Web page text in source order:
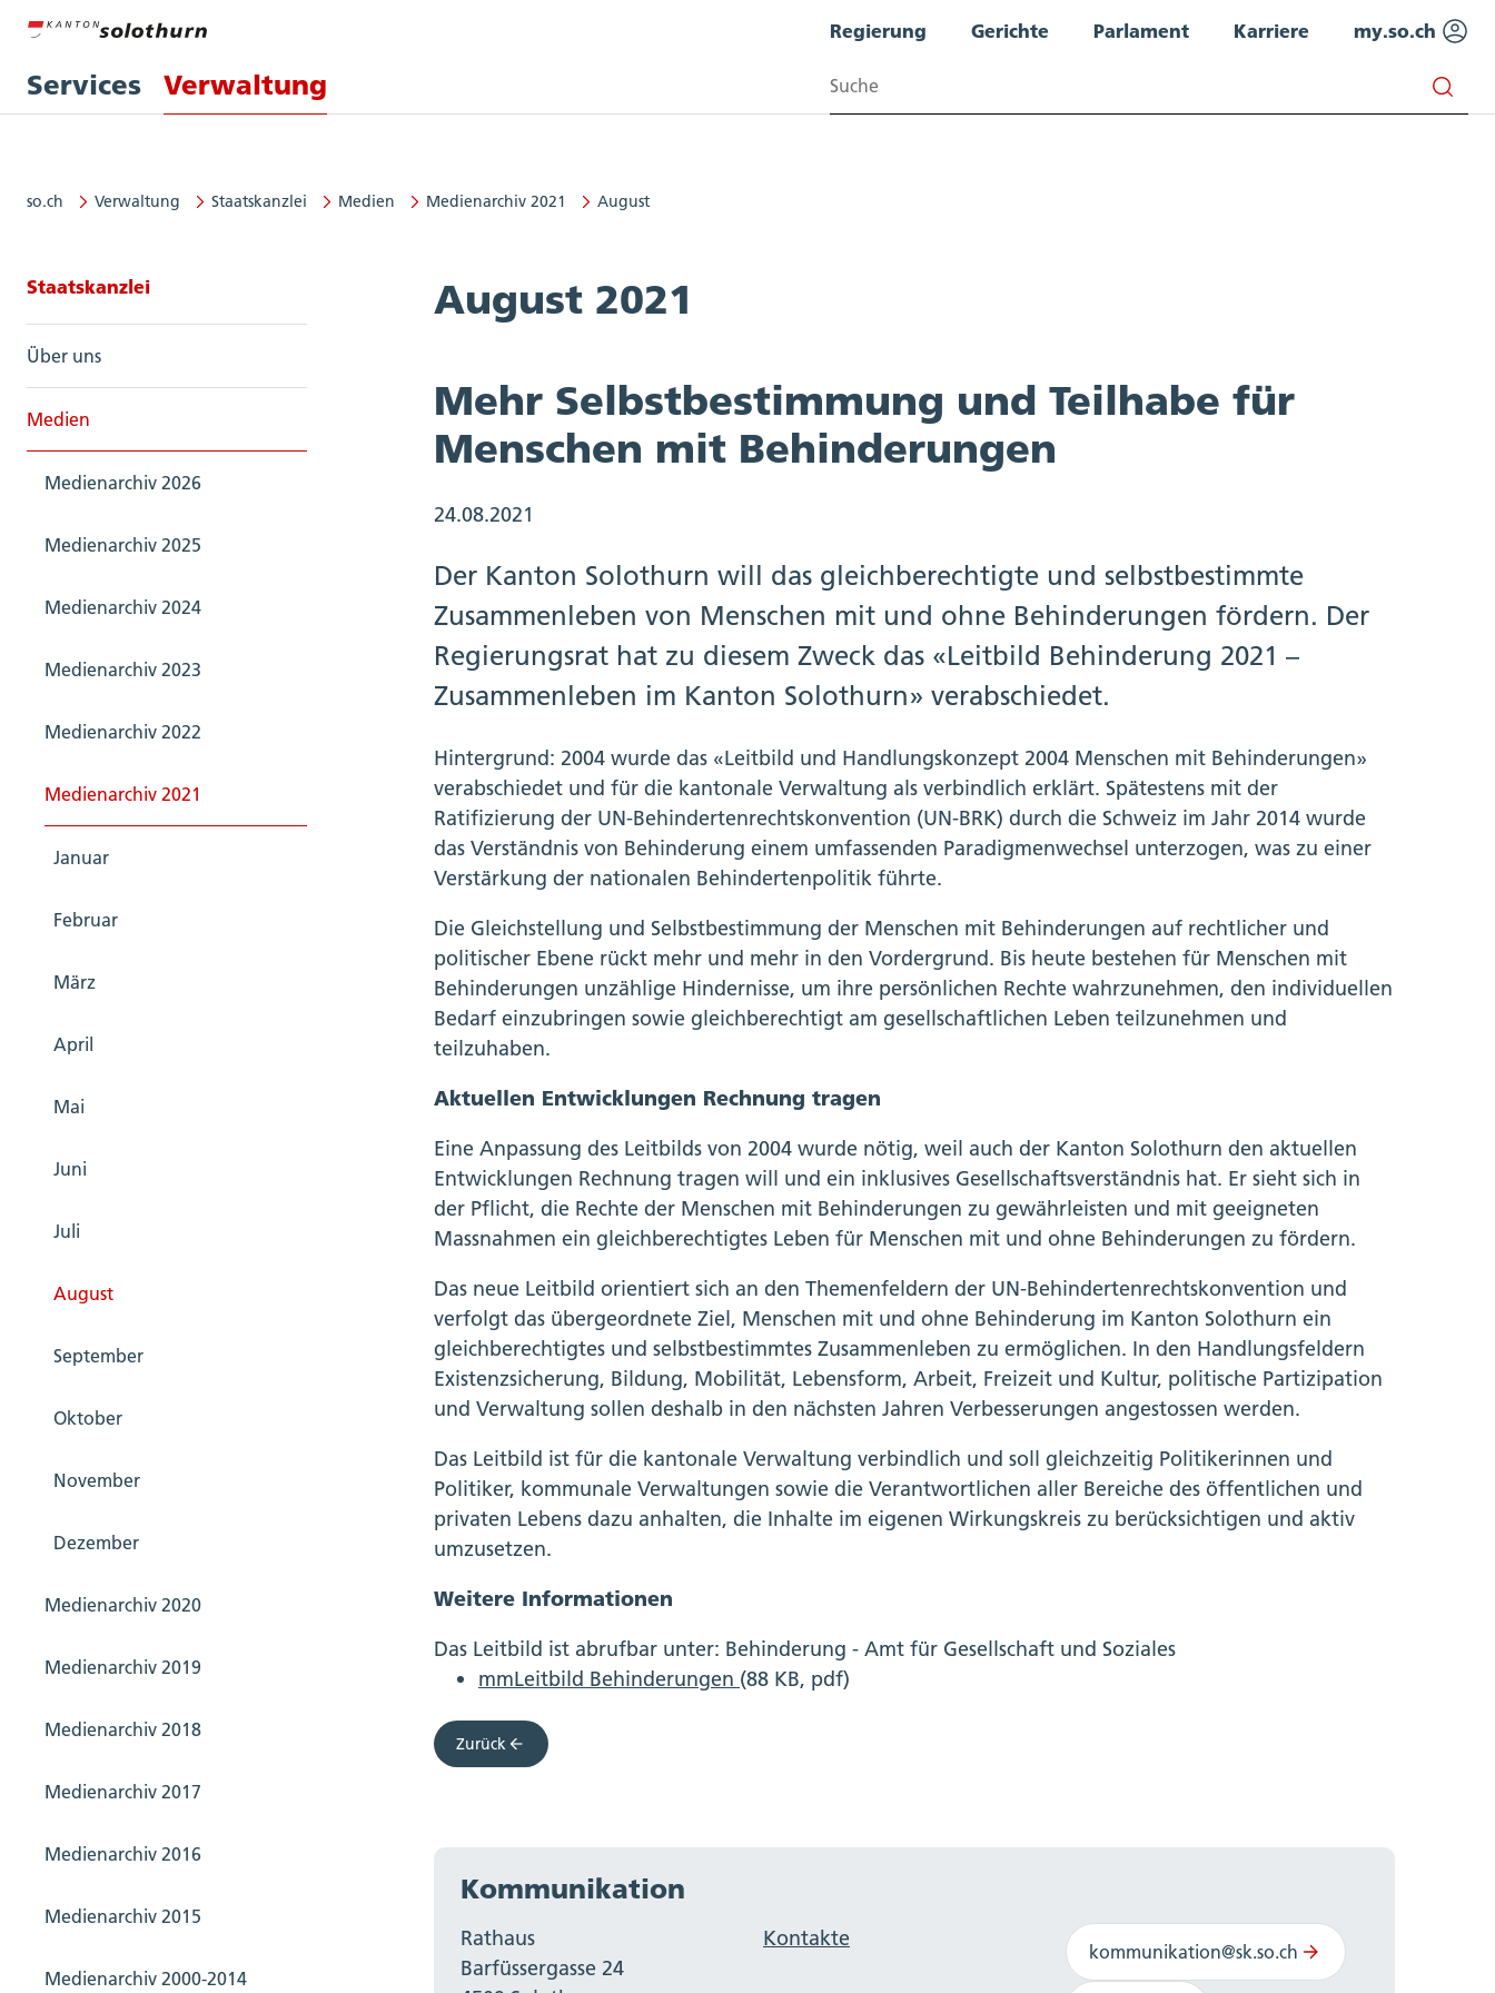
Services Verwaltung
Regierung Gerichte Parlament Karriere my.so.ch
Suchen
so.ch Verwaltung Staatskanzlei Medien Medienarchiv 2021 August
Seitennavigation: Staatskanzlei
Staatskanzlei
Über uns
Medien
Medienarchiv 2026
Medienarchiv 2025
Medienarchiv 2024
Medienarchiv 2023
Medienarchiv 2022
Medienarchiv 2021
Januar
Februar
März
April
Mai
Juni
Juli
August
September
Oktober
November
Dezember
Medienarchiv 2020
Medienarchiv 2019
Medienarchiv 2018
Medienarchiv 2017
Medienarchiv 2016
Medienarchiv 2015
Medienarchiv 2000-2014
August 2021
Mehr Selbstbestimmung und Teilhabe für
Menschen mit Behinderungen
24.08.2021
Der Kanton Solothurn will das gleichberechtigte und selbstbestimmte
Zusammenleben von Menschen mit und ohne Behinderungen fördern. Der
Regierungsrat hat zu diesem Zweck das «Leitbild Behinderung 2021 –
Zusammenleben im Kanton Solothurn» verabschiedet.
Hintergrund: 2004 wurde das «Leitbild und Handlungskonzept 2004 Menschen mit Behinderungen»
verabschiedet und für die kantonale Verwaltung als verbindlich erklärt. Spätestens mit der
Ratifizierung der UN-Behindertenrechtskonvention (UN-BRK) durch die Schweiz im Jahr 2014 wurde
das Verständnis von Behinderung einem umfassenden Paradigmenwechsel unterzogen, was zu einer
Verstärkung der nationalen Behindertenpolitik führte.
Die Gleichstellung und Selbstbestimmung der Menschen mit Behinderungen auf rechtlicher und
politischer Ebene rückt mehr und mehr in den Vordergrund. Bis heute bestehen für Menschen mit
Behinderungen unzählige Hindernisse, um ihre persönlichen Rechte wahrzunehmen, den individuellen
Bedarf einzubringen sowie gleichberechtigt am gesellschaftlichen Leben teilzunehmen und
teilzuhaben.
Aktuellen Entwicklungen Rechnung tragen
Eine Anpassung des Leitbilds von 2004 wurde nötig, weil auch der Kanton Solothurn den aktuellen
Entwicklungen Rechnung tragen will und ein inklusives Gesellschaftsverständnis hat. Er sieht sich in
der Pflicht, die Rechte der Menschen mit Behinderungen zu gewährleisten und mit geeigneten
Massnahmen ein gleichberechtigtes Leben für Menschen mit und ohne Behinderungen zu fördern.
Das neue Leitbild orientiert sich an den Themenfeldern der UN-Behindertenrechtskonvention und
verfolgt das übergeordnete Ziel, Menschen mit und ohne Behinderung im Kanton Solothurn ein
gleichberechtigtes und selbstbestimmtes Zusammenleben zu ermöglichen. In den Handlungsfeldern
Existenzsicherung, Bildung, Mobilität, Lebensform, Arbeit, Freizeit und Kultur, politische Partizipation
und Verwaltung sollen deshalb in den nächsten Jahren Verbesserungen angestossen werden.
Das Leitbild ist für die kantonale Verwaltung verbindlich und soll gleichzeitig Politikerinnen und
Politiker, kommunale Verwaltungen sowie die Verantwortlichen aller Bereiche des öffentlichen und
privaten Lebens dazu anhalten, die Inhalte im eigenen Wirkungskreis zu berücksichtigen und aktiv
umzusetzen.
Weitere Informationen
Das Leitbild ist abrufbar unter: Behinderung - Amt für Gesellschaft und Soziales
mmLeitbild Behinderungen (88 KB, pdf)
Zurück
Kommunikation
Rathaus
Barfüssergasse 24
Kontakte
kommunikation@sk.so.ch